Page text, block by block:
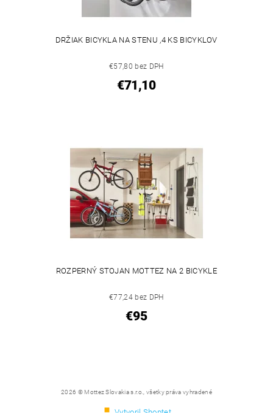
DRŽIAK BICYKLA NA STENU ,4 KS BICYKLOV
€57,80 bez DPH
€71,10
ROZPERNÝ STOJAN MOTTEZ NA 2 BICYKLE
€77,24 bez DPH
€95
2026 © Mottez Slovakia s.r.o., všetky práva vyhradené